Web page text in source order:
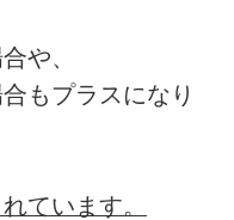
や、
もプラスになり
ています。